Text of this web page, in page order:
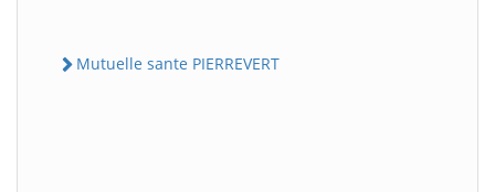
Mutuelle sante PIERREVERT